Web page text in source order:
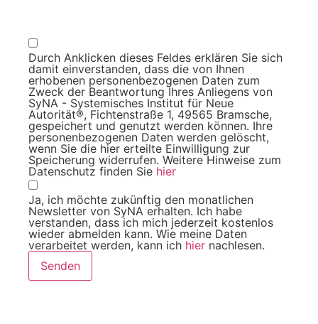
Durch Anklicken dieses Feldes erklären Sie sich
damit einverstanden, dass die von Ihnen
erhobenen personenbezogenen Daten zum
Zweck der Beantwortung Ihres Anliegens von
SyNA - Systemisches Institut für Neue
Autorität®, Fichtenstraße 1, 49565 Bramsche,
gespeichert und genutzt werden können. Ihre
personenbezogenen Daten werden gelöscht,
wenn Sie die hier erteilte Einwilligung zur
Speicherung widerrufen. Weitere Hinweise zum
Datenschutz finden Sie hier
Ja, ich möchte zukünftig den monatlichen
Newsletter von SyNA erhalten. Ich habe
verstanden, dass ich mich jederzeit kostenlos
wieder abmelden kann. Wie meine Daten
verarbeitet werden, kann ich hier nachlesen.
Senden